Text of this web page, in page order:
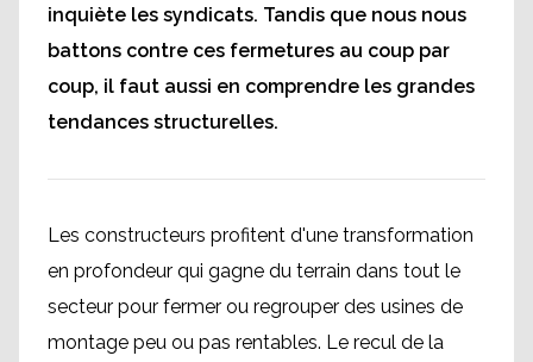
inquiète les syndicats. Tandis que nous nous
battons contre ces fermetures au coup par
coup, il faut aussi en comprendre les grandes
tendances structurelles.
Les constructeurs profitent d'une transformation
en profondeur qui gagne du terrain dans tout le
secteur pour fermer ou regrouper des usines de
montage peu ou pas rentables. Le recul de la